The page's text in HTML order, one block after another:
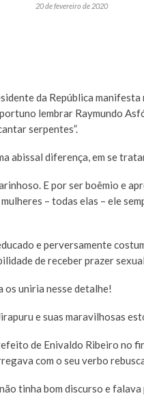
20 de fevereiro de 2020
da República manifesta
lembrar Raymundo
serpentes”.
abissal diferença, em se
E por ser boêmio e
– todas elas – ele
e perversamente
de receber prazer
os uniria nesse detalhe!
e suas maravilhosas
de Enivaldo Ribeiro no
com o seu verbo
tinha bom discurso e